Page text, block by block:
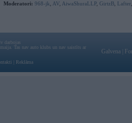
Moderatori: 968-jk AV AiwaShuraLLP, GirtzB Lafter
darbojas
Tas nav auto klubs un nav saistīts ar
Reklāma
Galvena